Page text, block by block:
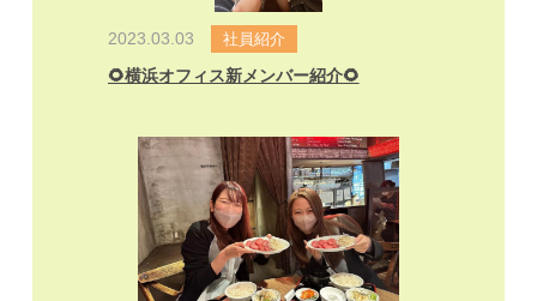
2023.03.03 社員紹介
🌻横浜オフィス新メンバー紹介🌻